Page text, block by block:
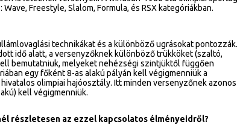
Freestyle, Slalom, Formula, és RSX kategóriákban.
technikákat és a különböző ugrásokat pontozzák.
idő alatt, a versenyzőknek különböző trükköket (szaltó,
bemutatniuk, melyeket nehézségi szintjüktől függően
egy főként 8-as alakú pályán kell végigmenniük a
olimpiai hajóosztály. Itt minden versenyzőnek azonos
kell végigmenniük.
részletesen az ezzel kapcsolatos élményeidről?